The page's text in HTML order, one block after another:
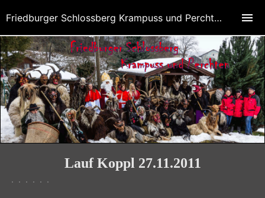
Lauf Koppl 27.11.2011
Friedburger Schlossberg Krampuss und Perchten